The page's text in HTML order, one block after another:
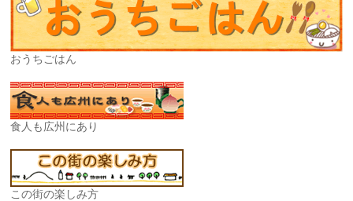
おうちごはん
食人も広州にあり
この街の楽しみ方